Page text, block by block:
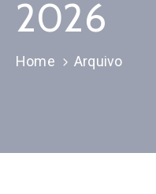
Consorciados
Notícias
Pública
2026
Home Arquivo